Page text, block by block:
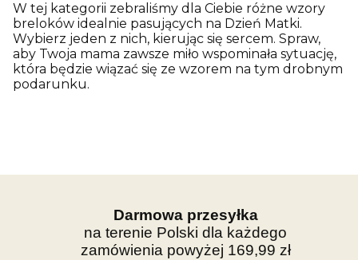
W tej kategorii zebraliśmy dla Ciebie różne wzory
breloków idealnie pasujących na Dzień Matki.
Wybierz jeden z nich, kierując się sercem. Spraw,
aby Twoja mama zawsze miło wspominała sytuację,
która będzie wiązać się ze wzorem na tym drobnym
podarunku.
Darmowa przesyłka
na terenie Polski dla każdego
zamówienia powyżej 169,99 zł